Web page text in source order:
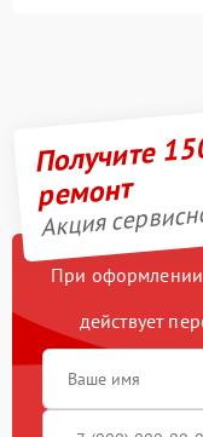
Получите
ремонт
Акция
При оформлении
действует